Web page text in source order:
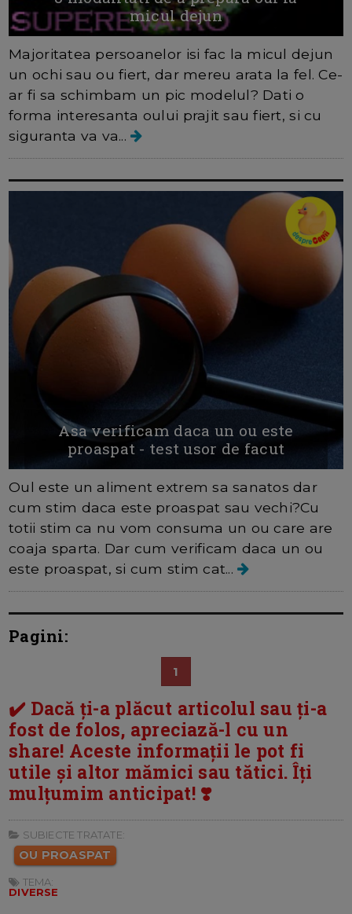
micul dejun
Majoritatea persoanelor isi fac la micul dejun
un ochi sau ou fiert, dar mereu arata la fel. Ce-
ar fi sa schimbam un pic modelul? Dati o
forma interesanta oului prajit sau fiert, si cu
siguranta va va...
Asa verificam daca un ou este
proaspat - test usor de facut
Oul este un aliment extrem sa sanatos dar
cum stim daca este proaspat sau vechi?Cu
totii stim ca nu vom consuma un ou care are
coaja sparta. Dar cum verificam daca un ou
este proaspat, si cum stim cat...
Pagini:
1
✔️ Dacă ți-a plăcut articolul sau ți-a
fost de folos, apreciază-l cu un
share! Aceste informații le pot fi
utile și altor mămici sau tătici. Îți
mulțumim anticipat! ❣️
SUBIECTE TRATATE:
OU PROASPAT
TEMA:
DIVERSE